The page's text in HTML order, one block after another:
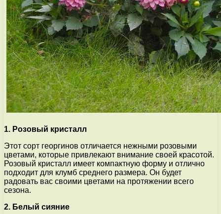
1. Розовый кристалл
Этот сорт георгинов отличается нежными розовыми
цветами, которые привлекают внимание своей красотой.
Розовый кристалл имеет компактную форму и отлично
подходит для клумб среднего размера. Он будет
радовать вас своими цветами на протяжении всего
сезона.
2. Белый сияние